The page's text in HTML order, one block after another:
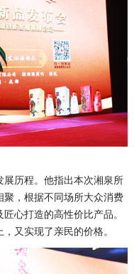
历程。他指出本次湘泉所
，根据不同场所大众消费
心打造的高性价比产品。
又实现了亲民的价格。